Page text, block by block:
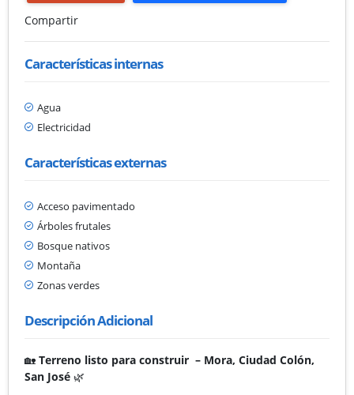
Compartir
Características internas
Agua
Electricidad
Características externas
Acceso pavimentado
Árboles frutales
Bosque nativos
Montaña
Zonas verdes
Descripción Adicional
🏡 Terreno listo para construir – Mora, Ciudad Colón,
San José 🌿